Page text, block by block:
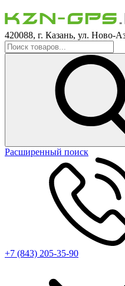
420088, г. Казань, ул. Ново-
Расширенный поиск
+7 (843) 205-35-90